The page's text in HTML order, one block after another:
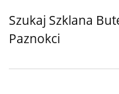
Szukaj Szklana
Paznokci